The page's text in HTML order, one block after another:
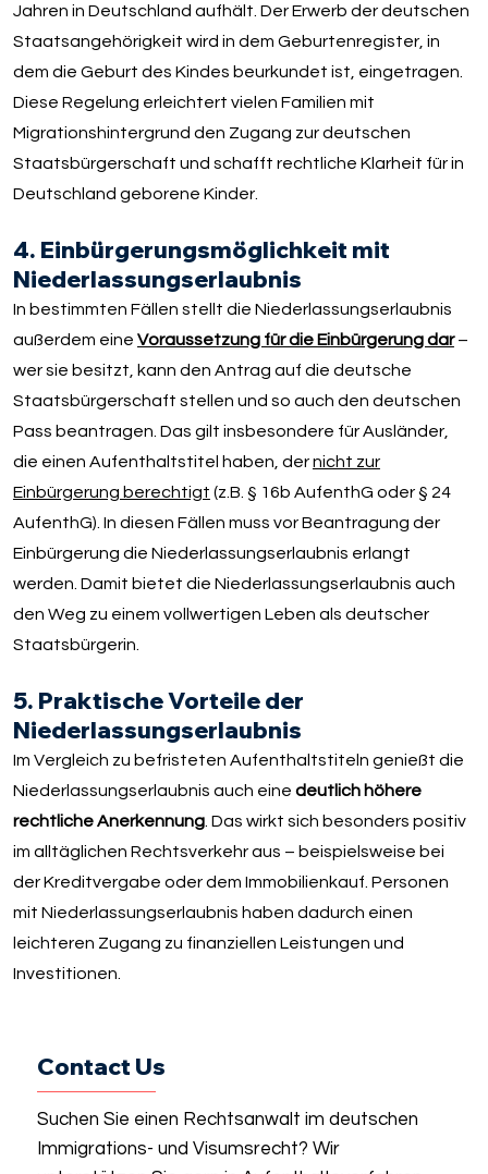
Jahren in Deutschland aufhält. Der Erwerb der deutschen
Staatsangehörigkeit wird in dem Geburtenregister, in
dem die Geburt des Kindes beurkundet ist, eingetragen.
Diese Regelung erleichtert vielen Familien mit
Migrationshintergrund den Zugang zur deutschen
Staatsbürgerschaft und schafft rechtliche Klarheit für in
Deutschland geborene Kinder.
4. Einbürgerungsmöglichkeit mit
Niederlassungserlaubnis
In bestimmten Fällen stellt die Niederlassungserlaubnis
außerdem eine Voraussetzung für die Einbürgerung dar–
wer sie besitzt, kann den Antrag auf die deutsche
Staatsbürgerschaft stellen und so auch den deutschen
Pass beantragen. Das gilt insbesondere für Ausländer,
die einen Aufenthaltstitel haben, dernicht zur
Einbürgerung berechtigt (z.B. § 16b AufenthG oder § 24
AufenthG). In diesen Fällen muss vor Beantragung der
Einbürgerung die Niederlassungserlaubnis erlangt
werden. Damit bietet die Niederlassungserlaubnis auch
den Weg zu einem vollwertigen Leben als deutscher
Staatsbürgerin.
5. Praktische Vorteile der
Niederlassungserlaubnis
Im Vergleich zu befristeten Aufenthaltstiteln genießt die
Niederlassungserlaubnis auch eine deutlich höhere
rechtliche Anerkennung. Das wirkt sich besonders positiv
im alltäglichen Rechtsverkehr aus – beispielsweise bei
der Kreditvergabe oder dem Immobilienkauf. Personen
mit Niederlassungserlaubnis haben dadurch einen
leichteren Zugang zu finanziellen Leistungen und
Investitionen.
Contact Us
Suchen Sie einen Rechtsanwalt im deutschen
Immigrations- und Visumsrecht? Wir